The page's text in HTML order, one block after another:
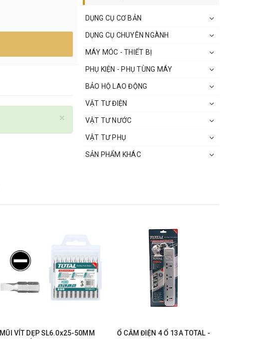
×
DỤNG CỤ CƠ BẢN
DỤNG CỤ CHUYÊN NGÀNH
MÁY MÓC - THIẾT BỊ
PHỤ KIỆN - PHỤ TÙNG MÁY
BẢO HỘ LAO ĐỘNG
VẬT TƯ ĐIỆN
VẬT TƯ NƯỚC
VẬT TƯ PHỤ
SẢN PHẨM KHÁC
MŨI VÍT DẸP SL6.0x25-50MM
Ổ CẮM ĐIỆN 4 Ổ 13A TOTAL -